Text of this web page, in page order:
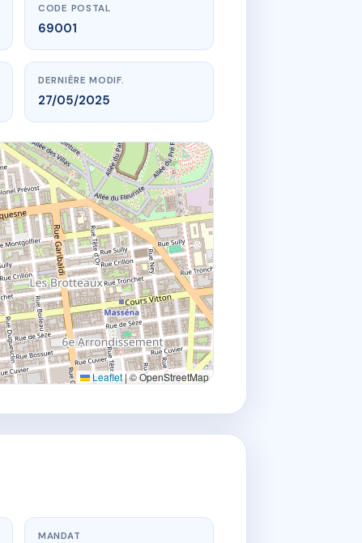
CODE POSTAL
69001
DERNIÈRE MODIF.
27/05/2025
Leaflet | © OpenStreetMap
MANDAT